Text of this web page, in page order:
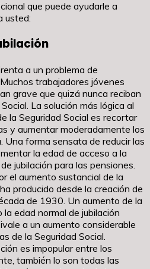
que puede ayudarle a
usted:
a un problema de
trabajadores jóvenes
grave que quizá nunca reciban
La solución más lógica al
la Seguridad Social es recortar
y aumentar moderadamente los
Una forma sensata de reducir las
la edad de acceso a la
jubilación para las pensiones.
el aumento sustancial de la
producido desde la creación de
de 1930. Un aumento de la
edad normal de jubilación
a un aumento considerable
de la Seguridad Social.
es impopular entre los
también lo son todas las